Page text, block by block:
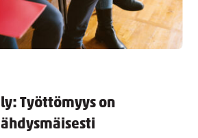
Työttömyys on